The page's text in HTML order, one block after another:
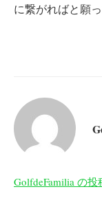
に繋がればと願
GolfdeFamilia の